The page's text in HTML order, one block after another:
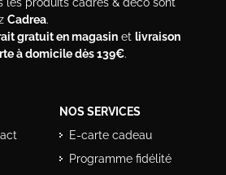
Cadrea.
gratuit en magasinet livraison
à domicile dès 139€.
NOS SERVICES
E-carte cadeau
Programme fidélité